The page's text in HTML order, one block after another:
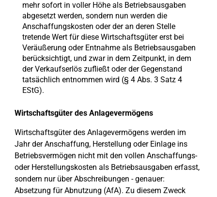
mehr sofort in voller Höhe als Betriebsausgaben
abgesetzt werden, sondern nun werden die
Anschaffungskosten oder der an deren Stelle
tretende Wert für diese Wirtschaftsgüter erst bei
Veräußerung oder Entnahme als Betriebsausgaben
berücksichtigt, und zwar in dem Zeitpunkt, in dem
der Verkaufserlös zufließt oder der Gegenstand
tatsächlich entnommen wird (§ 4 Abs. 3 Satz 4
EStG).
Wirtschaftsgüter des Anlagevermögens
Wirtschaftsgüter des Anlagevermögens werden im
Jahr der Anschaffung, Herstellung oder Einlage ins
Betriebsvermögen nicht mit den vollen Anschaffungs-
oder Herstellungskosten als Betriebsausgaben erfasst,
sondern nur über Abschreibungen - genauer:
Absetzung für Abnutzung (AfA). Zu diesem Zweck